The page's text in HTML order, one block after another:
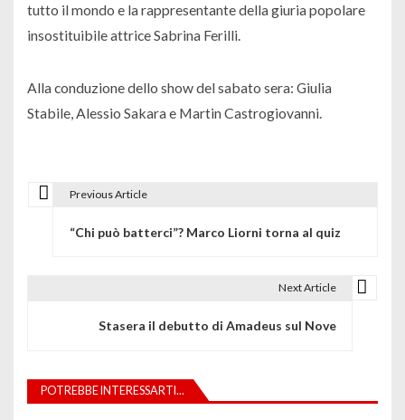
tutto il mondo e la rappresentante della giuria popolare
insostituibile attrice Sabrina Ferilli.
Alla conduzione dello show del sabato sera: Giulia
Stabile, Alessio Sakara e Martin Castrogiovanni.
a
z
Previous Article
“Chi può batterci”? Marco Liorni torna al quiz
Next Article
Stasera il debutto di Amadeus sul Nove
POTREBBE INTERESSARTI...